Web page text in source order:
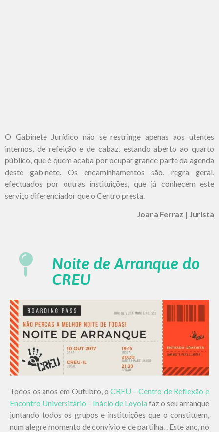
O Gabinete Jurídico não se restringe apenas aos utentes
internos, de refeição e de cabaz, estando aberto ao quarto
público, que é quem acaba por ocupar grande parte da agenda
deste gabinete. Os encaminhamentos são, regra geral,
efectuados por outras instituições, que já conhecem este
serviço diferenciador que o Centro presta.
Joana Ferraz | Jurista
Noite de Arranque do
CREU
Todos os anos em Outubro, o CREU – Centro de Reflexão e
Encontro Universitário – Inácio de Loyola faz o seu arranque
juntando todos os grupos e instituições que o constituem,
num alegre momento de convívio e de partilha. . Este ano, no